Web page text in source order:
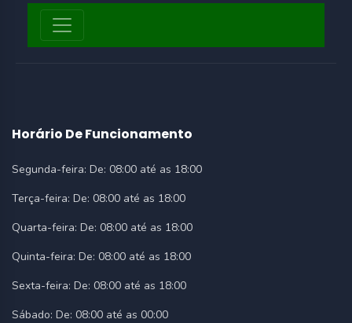
Horário De Funcionamento
Segunda-feira: De: 08:00 até as 18:00
Terça-feira: De: 08:00 até as 18:00
Quarta-feira: De: 08:00 até as 18:00
Quinta-feira: De: 08:00 até as 18:00
Sexta-feira: De: 08:00 até as 18:00
Sábado: De: 08:00 até as 00:00